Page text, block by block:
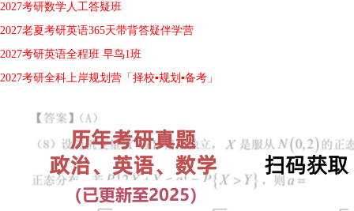
2027考研数学人工答疑班
2027老夏考研英语365天带背答疑伴学营
2027考研英语全程班 早鸟1班
2027考研全科上岸规划营「择校▪规划▪备考」